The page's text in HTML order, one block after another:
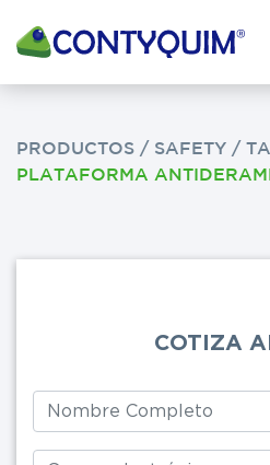
PRODUCTOS / SAFETY /
PLATAFORMA
COTIZA